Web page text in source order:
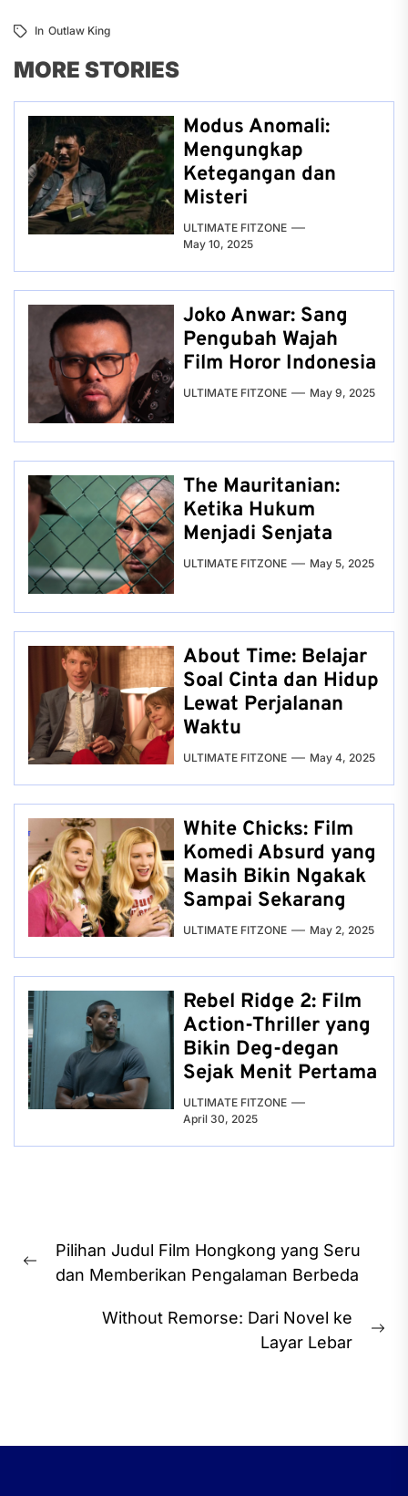
In Outlaw King
MORE STORIES
Modus Anomali:
Mengungkap
Ketegangan dan
Misteri
ULTIMATE FITZONE
May 10, 2025
Joko Anwar: Sang
Pengubah Wajah
Film Horor Indonesia
ULTIMATE FITZONE May 9, 2025
The Mauritanian:
Ketika Hukum
Menjadi Senjata
ULTIMATE FITZONE May 5, 2025
About Time: Belajar
Soal Cinta dan Hidup
Lewat Perjalanan
Waktu
ULTIMATE FITZONE May 4, 2025
White Chicks: Film
Komedi Absurd yang
Masih Bikin Ngakak
Sampai Sekarang
ULTIMATE FITZONE May 2, 2025
Rebel Ridge 2: Film
Action-Thriller yang
Bikin Deg-degan
Sejak Menit Pertama
ULTIMATE FITZONE
April 30, 2025
navigation
Previous
Pilihan Judul Film Hongkong yang Seru
dan Memberikan Pengalaman Berbeda
Without Remorse: Dari Novel ke
Layar Lebar